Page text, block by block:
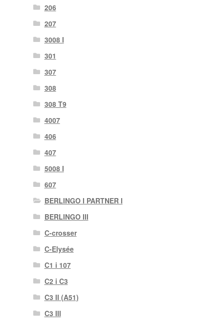
206
207
3008 I
301
307
308
308 T9
4007
406
407
5008 I
607
BERLINGO I PARTNER I
BERLINGO III
C-crosser
C-Elysée
C1 i 107
C2 i C3
C3 II (A51)
C3 III